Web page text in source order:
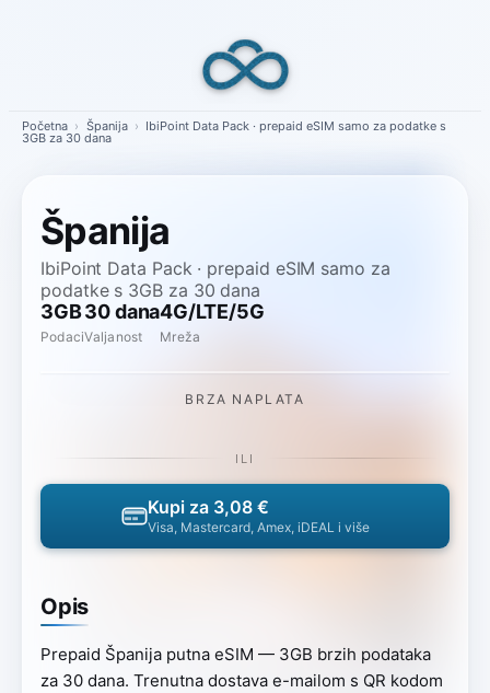
Početna › Španija › IbiPoint Data Pack · prepaid eSIM samo za podatke s
3GB za 30 dana
Španija
IbiPoint Data Pack · prepaid eSIM samo za
podatke s 3GB za 30 dana
3GB
Podaci
30 dana
Valjanost
4G/LTE/5G
Mreža
Opis
Prepaid Španija putna eSIM — 3GB brzih podataka
za 30 dana. Trenutna dostava e-mailom s QR kodom
BRZA NAPLATA
ILI
Kupi za 3,08 €
Visa, Mastercard, Amex, iDEAL i više